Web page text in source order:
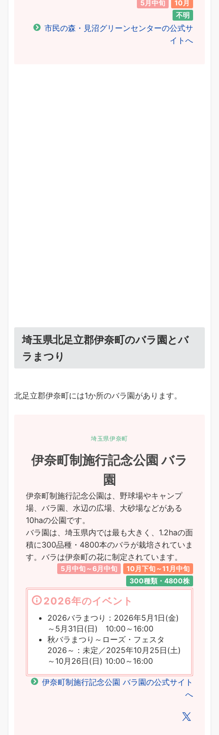
5月中旬
10月
不明
市民の森・見沼グリーンセンターの公式サ
イトへ
埼玉県北足立郡伊奈町のバラ園とバ
ラまつり
北足立郡伊奈町には1か所のバラ園があります。
埼玉県伊奈町
伊奈町制施行記念公園 バラ
園
伊奈町制施行記念公園は、野球場やキャンプ
場、バラ園、水辺の広場、大砂場などがある
10haの公園です。
バラ園は、埼玉県内では最も大きく、1.2haの面
積に300品種・4800本のバラが栽培されていま
す。バラは伊奈町の花に制定されています。
5月中旬～6月中旬
10月下旬～11月中旬
300種類・4800株
2026年のイベント
2026バラまつり：2026年5月1日(金)
～5月31日(日) 10:00～16:00
秋バラまつり～ローズ・フェスタ
2026～：未定／2025年10月25日(土)
～10月26日(日) 10:00～16:00
伊奈町制施行記念公園 バラ園の公式サイト
へ